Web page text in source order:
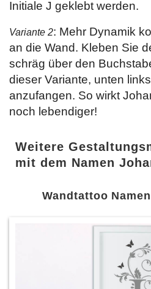
Initiale J geklebt werden.
Variante 2: Mehr Dynamik
an die Wand. Kleben Sie
schräg über den
dieser Variante, unten
anzufangen. So wirkt
noch lebendiger!
Weitere
mit dem Namen
Wandtattoo